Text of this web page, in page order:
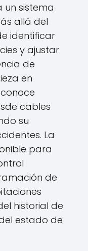
un sistema
allá del
identificar
y ajustar
de
en
cables
su
La
para
de
historial de
estado de